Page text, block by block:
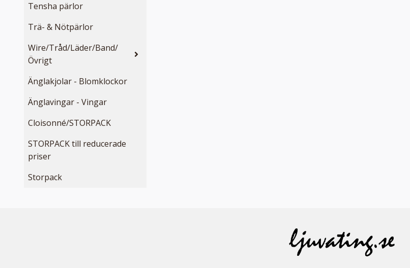
Tensha pärlor
Trä- & Nötpärlor
Wire/Tråd/Läder/Band/
Övrigt
Änglakjolar - Blomklockor
Änglavingar - Vingar
Cloisonné/STORPACK
STORPACK till reducerade
priser
Storpack